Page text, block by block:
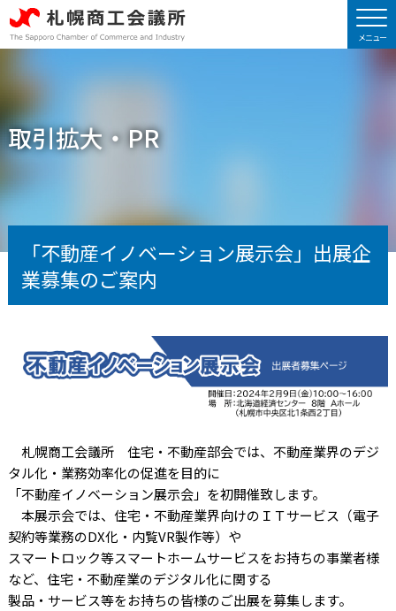
取引拡大・PR
「不動産イノベーション展示会」出展企
業募集のご案内
札幌商工会議所 住宅・不動産部会では、不動産業界のデジ
タル化・業務効率化の促進を目的に
「不動産イノベーション展示会」を初開催致します。
本展示会では、住宅・不動産業界向けのＩＴサービス（電子
契約等業務のDX化・内覧VR製作等）や
スマートロック等スマートホームサービスをお持ちの事業者様
など、住宅・不動産業のデジタル化に関する
製品・サービス等をお持ちの皆様のご出展を募集します。